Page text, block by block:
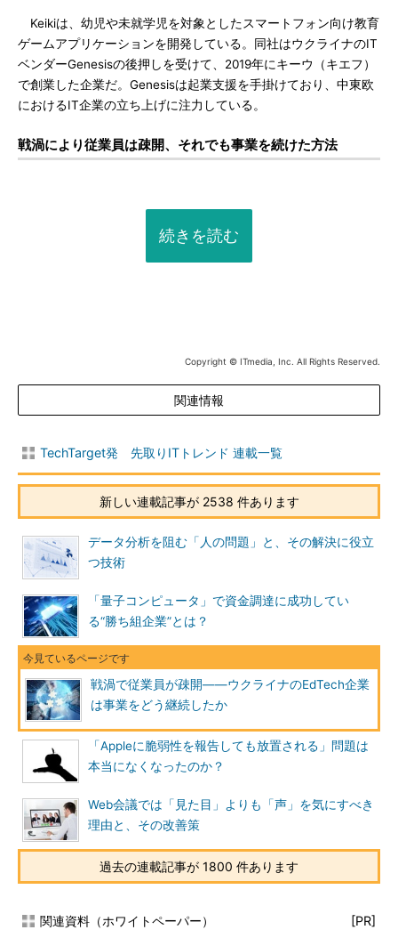
Keikiは、幼児や未就学児を対象としたスマートフォン向け教育
ゲームアプリケーションを開発している。同社はウクライナのIT
ベンダーGenesisの後押しを受けて、2019年にキーウ（キエフ）
で創業した企業だ。Genesisは起業支援を手掛けており、中東欧
におけるIT企業の立ち上げに注力している。
戦渦により従業員は疎開、それでも事業を続けた方法
続きを読む
Copyright © ITmedia, Inc. All Rights Reserved.
関連情報
TechTarget発 先取りITトレンド 連載一覧
新しい連載記事が 2538 件あります
データ分析を阻む「人の問題」と、その解決に役立
つ技術
「量子コンピュータ」で資金調達に成功してい
る“勝ち組企業”とは？
戦渦で従業員が疎開――ウクライナのEdTech企業
は事業をどう継続したか
「Appleに脆弱性を報告しても放置される」問題は
本当になくなったのか？
Web会議では「見た目」よりも「声」を気にすべき
理由と、その改善策
過去の連載記事が 1800 件あります
関連資料（ホワイトペーパー） [PR]